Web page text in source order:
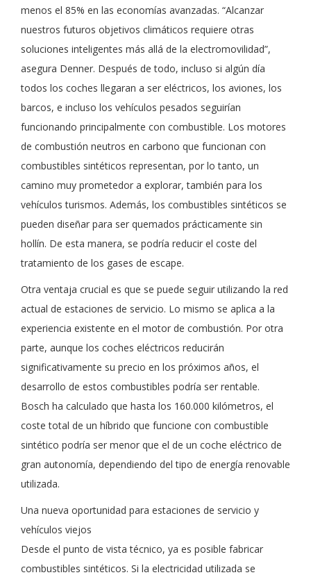
menos el 85% en las economías avanzadas. “Alcanzar
nuestros futuros objetivos climáticos requiere otras
soluciones inteligentes más allá de la electromovilidad”,
asegura Denner. Después de todo, incluso si algún día
todos los coches llegaran a ser eléctricos, los aviones, los
barcos, e incluso los vehículos pesados seguirían
funcionando principalmente con combustible. Los motores
de combustión neutros en carbono que funcionan con
combustibles sintéticos representan, por lo tanto, un
camino muy prometedor a explorar, también para los
vehículos turismos. Además, los combustibles sintéticos se
pueden diseñar para ser quemados prácticamente sin
hollín. De esta manera, se podría reducir el coste del
tratamiento de los gases de escape.
Otra ventaja crucial es que se puede seguir utilizando la red
actual de estaciones de servicio. Lo mismo se aplica a la
experiencia existente en el motor de combustión. Por otra
parte, aunque los coches eléctricos reducirán
significativamente su precio en los próximos años, el
desarrollo de estos combustibles podría ser rentable.
Bosch ha calculado que hasta los 160.000 kilómetros, el
coste total de un híbrido que funcione con combustible
sintético podría ser menor que el de un coche eléctrico de
gran autonomía, dependiendo del tipo de energía renovable
utilizada.
Una nueva oportunidad para estaciones de servicio y
vehículos viejos
Desde el punto de vista técnico, ya es posible fabricar
combustibles sintéticos. Si la electricidad utilizada se